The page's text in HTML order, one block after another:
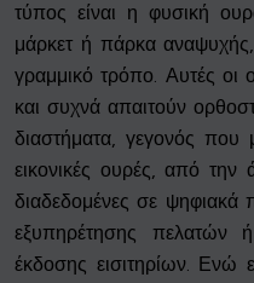
τύπος είναι η φυσική
μάρκετ ή πάρκα
γραμμικό τρόπο. Αυτές οι
και συχνά απαιτούν
διαστήματα, γεγονός που
εικονικές ουρές, από την
διαδεδομένες σε ψηφιακά
εξυπηρέτησης πελατών
έκδοσης εισιτηρίων. Ενώ